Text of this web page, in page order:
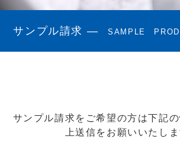
サンプル請求 — SAMPLE
サンプル請求をご希望の方は下記
上送信をお願いいたしま